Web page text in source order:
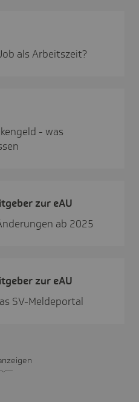
als Arbeitszeit?
- was
zur eAU
ab 2025
zur eAU
SV-Meldeportal